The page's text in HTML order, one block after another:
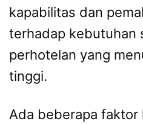
kapabilitas dan
terhadap kebutuhan
perhotelan yang
tinggi.
Ada beberapa faktor